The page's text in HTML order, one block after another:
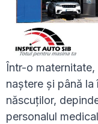
Într-o
naștere și până la
născuților,
personalul